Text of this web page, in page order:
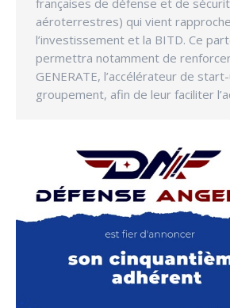
aéroterrestres) qui vient
l’investissement et la BITD. Ce
permettra notamment de
GENERATE, l’accélérateur de
groupement, afin de leur faciliter